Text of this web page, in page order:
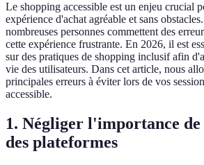
Le shopping accessible est un enjeu crucial
expérience d'achat agréable et sans
nombreuses personnes commettent des
cette expérience frustrante. En 2026, il est
sur des pratiques de shopping inclusif afin
vie des utilisateurs. Dans cet article, nous
principales erreurs à éviter lors de vos
accessible.
1. Négliger l'importance
des plateformes